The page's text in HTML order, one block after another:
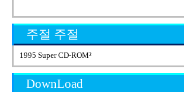
주절 주절
1995 Super CD-ROM²
DownLoad